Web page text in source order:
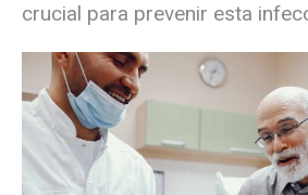
crucial para prevenir esta